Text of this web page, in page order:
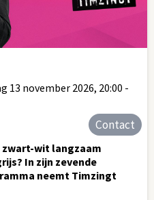
13 november 2026, 20:00 -
Contact
zwart-wit langzaam
In zijn zevende
neemt Timzingt